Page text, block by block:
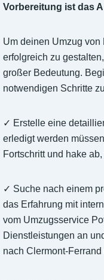
Vorbereitung ist das
Um deinen Umzug von
erfolgreich zu
großer Bedeutung.
notwendigen Schritte
✓ Erstelle eine
erledigt werden
Fortschritt und hake
✓ Suche nach einem
das Erfahrung mit
vom Umzugsservice
Dienstleistungen an
nach Clermont-Ferrand